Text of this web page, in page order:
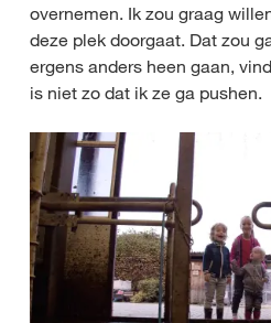
overnemen. Ik zou graag
deze plek doorgaat. Dat zou
ergens anders heen gaan,
is niet zo dat ik ze ga pushen.